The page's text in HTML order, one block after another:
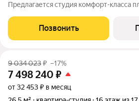
Предлагается студия комфорт-класса
"Мытищи Парк".Квартиру в комплексе на выбор: может быть
как с отделкой, так и без. В
Позвонить
9 034 023₽ –17%
7 498 240 ₽
от 32 453 ₽ в месяц